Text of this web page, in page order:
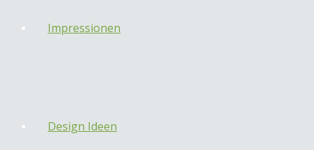
Impressionen
Design Ideen